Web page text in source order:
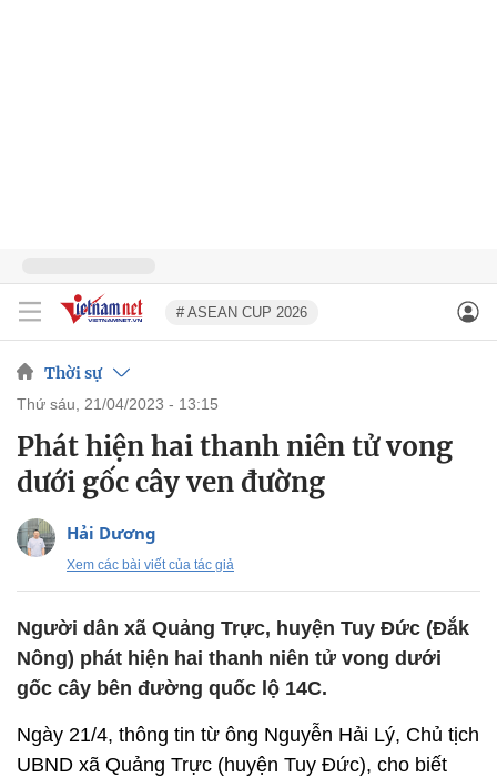
# ASEAN CUP 2026
Thời sự
thứ sáu, 21/04/2023 - 13:15
Phát hiện hai thanh niên tử vong
dưới gốc cây ven đường
Hải Dương
Xem các bài viết của tác giả
Người dân xã Quảng Trực, huyện Tuy Đức (Đắk
Nông) phát hiện hai thanh niên tử vong dưới
gốc cây bên đường quốc lộ 14C.
Ngày 21/4, thông tin từ ông Nguyễn Hải Lý, Chủ tịch
UBND xã Quảng Trực (huyện Tuy Đức), cho biết